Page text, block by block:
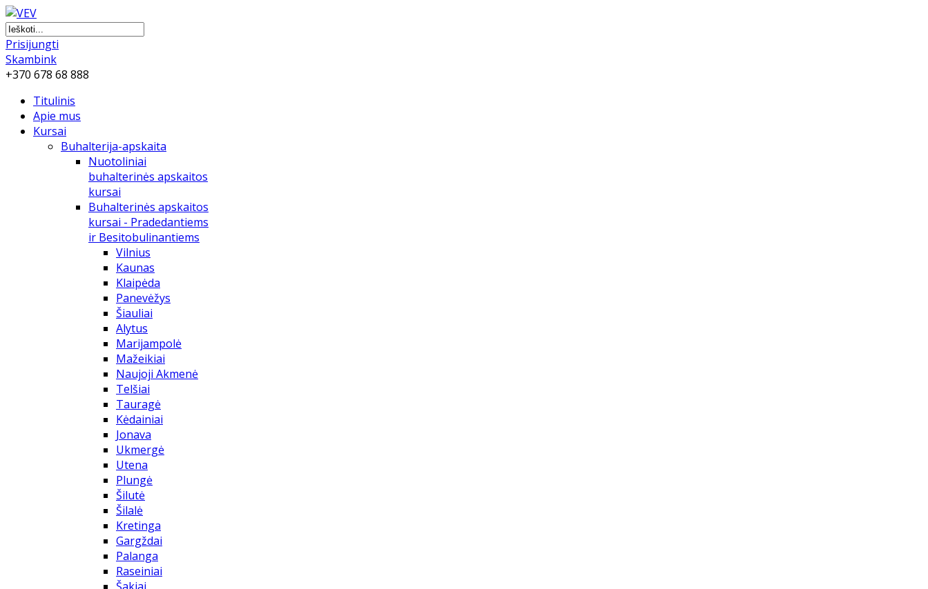
Prisijungti
Skambink
+370 678 68 888
Titulinis
Apie mus
Kursai
Buhalterija-apskaita
Nuotoliniai
buhalterinės apskaitos
kursai
Buhalterinės apskaitos
kursai - Pradedantiems
ir Besitobulinantiems
Vilnius
Kaunas
Klaipėda
Panevėžys
Šiauliai
Alytus
Marijampolė
Mažeikiai
Naujoji Akmenė
Telšiai
Tauragė
Kėdainiai
Jonava
Ukmergė
Utena
Plungė
Šilutė
Šilalė
Kretinga
Gargždai
Palanga
Raseiniai